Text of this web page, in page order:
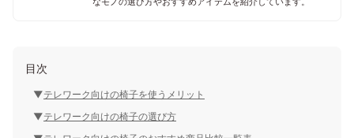
目次
テレワーク向けの椅子を使うメリット
テレワーク向けの椅子の選び方